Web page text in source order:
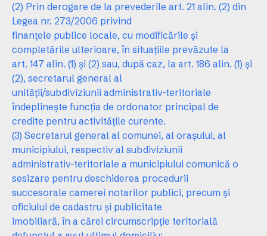
(2) Prin derogare de la prevederile art. 21 alin. (2) din
Legea nr. 273/2006 privind
finanţele publice locale, cu modificările şi
completările ulterioare, în situaţiile prevăzute la
art. 147 alin. (1) şi (2) sau, după caz, la art. 186 alin. (1) şi
(2), secretarul general al
unităţii/subdiviziunii administrativ-teritoriale
îndeplineşte funcţia de ordonator principal de
credite pentru activităţile curente.
(3) Secretarul general al comunei, al oraşului, al
municipiului, respectiv al subdiviziunii
administrativ-teritoriale a municipiului comunică o
sesizare pentru deschiderea procedurii
succesorale camerei notarilor publici, precum şi
oficiului de cadastru şi publicitate
imobiliară, în a cărei circumscripţie teritorială